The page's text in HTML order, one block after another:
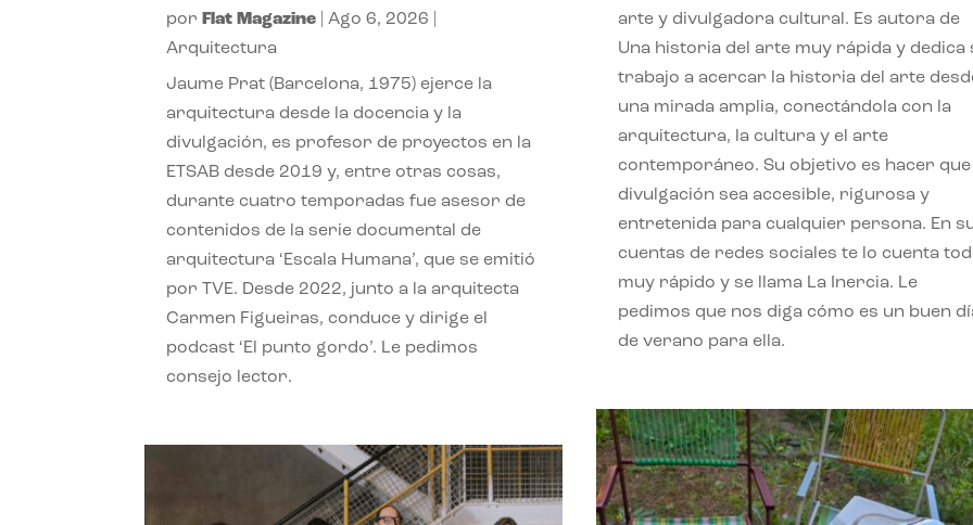
por Flat Magazine |Ago 6, 2026
Arquitectura
Jaume Prat (Barcelona, 1975) ejerce la
arquitectura desde la docencia y la
divulgación, es profesor de proyectos en la
ETSAB desde 2019 y, entre otras cosas,
durante cuatro temporadas fue asesor de
contenidos de la serie documental de
arquitectura ‘Escala Humana’, que se emitió
por TVE. Desde 2022, junto a la arquitecta
Carmen Figueiras, conduce y dirige el
podcast ‘El punto gordo’. Le pedimos
consejo lector.
arte y divulgadora cultural. Es autora de
Una historia del arte muy rápida y dedica
trabajo a acercar la historia del arte
una mirada amplia, conectándola con la
arquitectura, la cultura y el arte
contemporáneo. Su objetivo es hacer que
divulgación sea accesible, rigurosa y
entretenida para cualquier persona. En
cuentas de redes sociales te lo cuenta
muy rápido y se llama La Inercia. Le
pedimos que nos diga cómo es un buen
de verano para ella.